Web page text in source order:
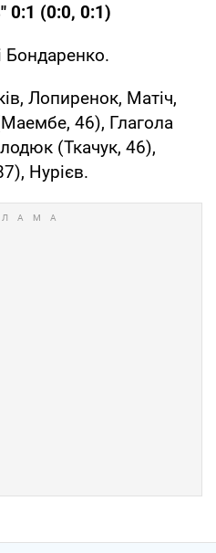
0:1 (0:0, 0:1)
Бондаренко.
Лопиренок, Матіч,
46), Глагола
(Ткачук, 46),
Нурієв.